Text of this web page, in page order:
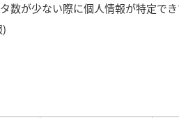
数が少ない際に個人情報が特定でき